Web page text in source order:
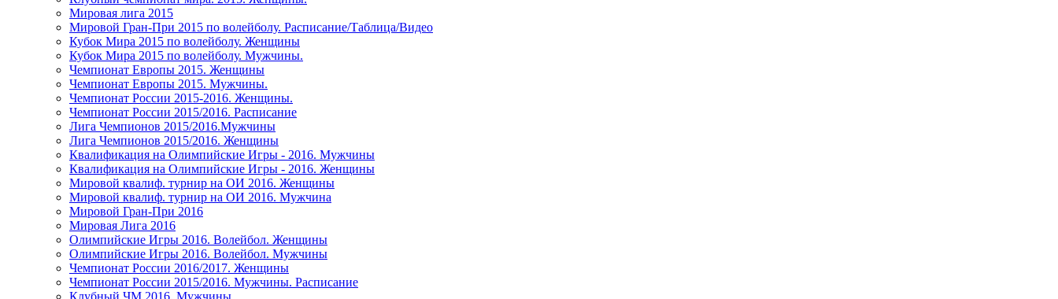
Мировая лига 2015
Мировой Гран-При 2015 по волейболу. Расписание/Таблица/Видео
Кубок Мира 2015 по волейболу. Женщины
Кубок Мира 2015 по волейболу. Мужчины.
Чемпионат Европы 2015. Женщины
Чемпионат Европы 2015. Мужчины.
Чемпионат России 2015-2016. Женщины.
Чемпионат России 2015/2016. Расписание
Лига Чемпионов 2015/2016.Мужчины
Лига Чемпионов 2015/2016. Женщины
Квалификация на Олимпийские Игры - 2016. Мужчины
Квалификация на Олимпийские Игры - 2016. Женщины
Мировой квалиф. турнир на ОИ 2016. Женщины
Мировой квалиф. турнир на ОИ 2016. Мужчина
Мировой Гран-При 2016
Мировая Лига 2016
Олимпийские Игры 2016. Волейбол. Женщины
Олимпийские Игры 2016. Волейбол. Мужчины
Чемпионат России 2016/2017. Женщины
Чемпионат России 2015/2016. Мужчины. Расписание
Клубный ЧМ 2016. Мужчины